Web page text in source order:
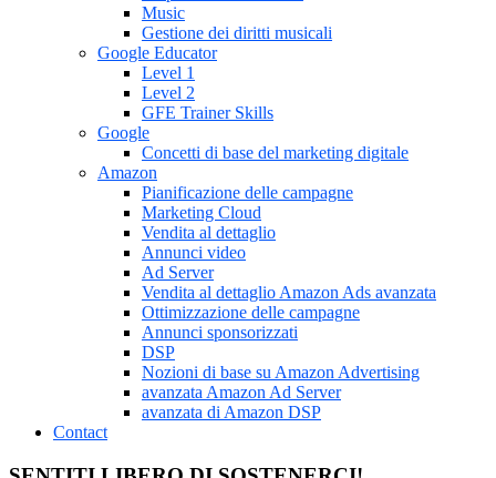
Music
Gestione dei diritti musicali
Google Educator
Level 1
Level 2
GFE Trainer Skills
Google
Concetti di base del marketing digitale
Amazon
Pianificazione delle campagne
Marketing Cloud
Vendita al dettaglio
Annunci video
Ad Server
Vendita al dettaglio Amazon Ads avanzata
Ottimizzazione delle campagne
Annunci sponsorizzati
DSP
Nozioni di base su Amazon Advertising
avanzata Amazon Ad Server
avanzata di Amazon DSP
Contact